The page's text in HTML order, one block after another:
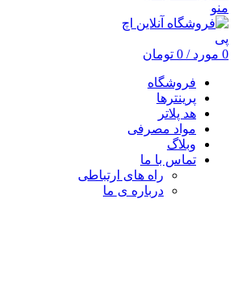
منو
0 مورد /
0 تومان
فروشگاه
پرینترها
هد پلاتر
مواد مصرفی
وبلاگ
تماس با ما
راه های ارتباطی
درباره ی ما